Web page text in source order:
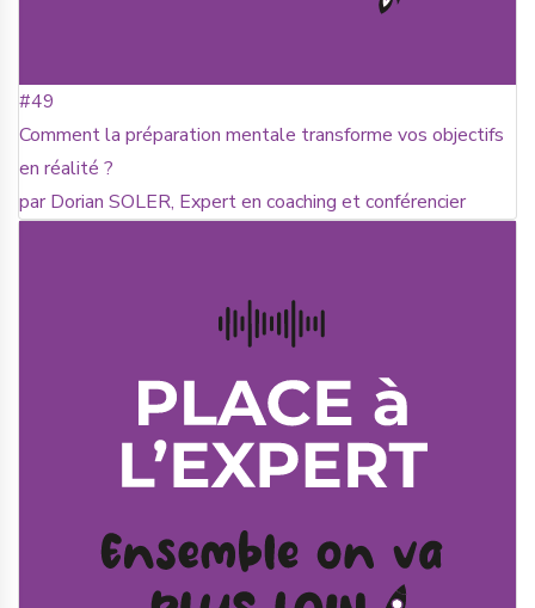
#49
Comment la préparation mentale transforme vos objectifs
en réalité ?
par Dorian SOLER, Expert en coaching et conférencier